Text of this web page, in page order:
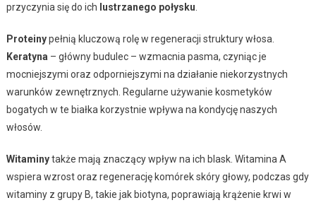
przyczynia się do ich lustrzanego połysku
Proteinypełnią kluczową rolę w regeneracji struktury włosa.
Keratyna – główny budulec – wzmacnia pasma, czyniąc je
mocniejszymi oraz odporniejszymi na działanie niekorzystnych
warunków zewnętrznych. Regularne używanie kosmetyków
bogatych w te białka korzystnie wpływa na kondycję naszych
włosów.
Witaminytakże mają znaczący wpływ na ich blask. Witamina A
wspiera wzrost oraz regenerację komórek skóry głowy, podczas gdy
witaminy z grupy B, takie jak biotyna, poprawiają krążenie krwi w